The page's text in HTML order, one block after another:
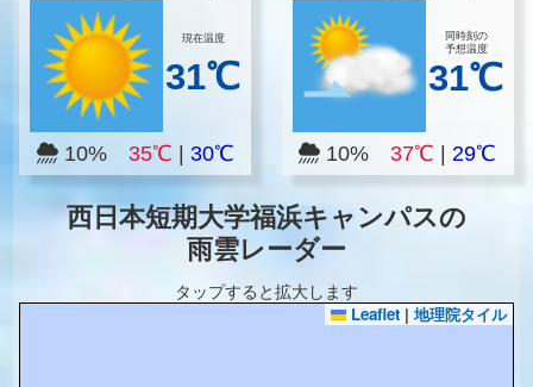
現在温度
31℃
10% 35℃ 30℃
同時刻の
予想温度
31℃
10%37℃ |29℃
西日本短期大学福浜キャンパスの
雨雲レーダー
タップすると拡大します
Leaflet | 地理院タイル